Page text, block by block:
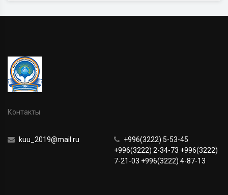
Контакты
kuu_2019@mail.ru
+996(3222) 5-53-45
+996(3222) 2-34-73 +996(3222)
7-21-03 +996(3222) 4-87-13